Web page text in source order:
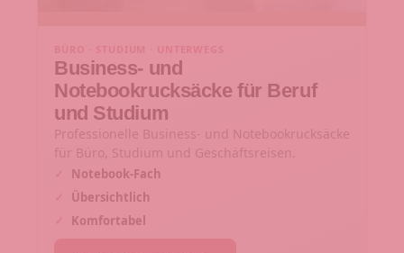
Business- und
Notebookrucksäcke für Beruf
und Studium
Professionelle Business- und Notebookrucksäcke
für Büro, Studium und Geschäftsreisen.
Notebook-Fach
Übersichtlich
Komfortabel